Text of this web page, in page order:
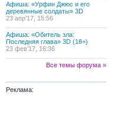
Афиша: «Урфин Джюс и его
деревянные солдаты» 3D
23 апр’17, 15:56
Афиша: «Обитель зла:
Последняя глава» 3D (18+)
23 фев’17, 16:36
Все темы форума »
Реклама: